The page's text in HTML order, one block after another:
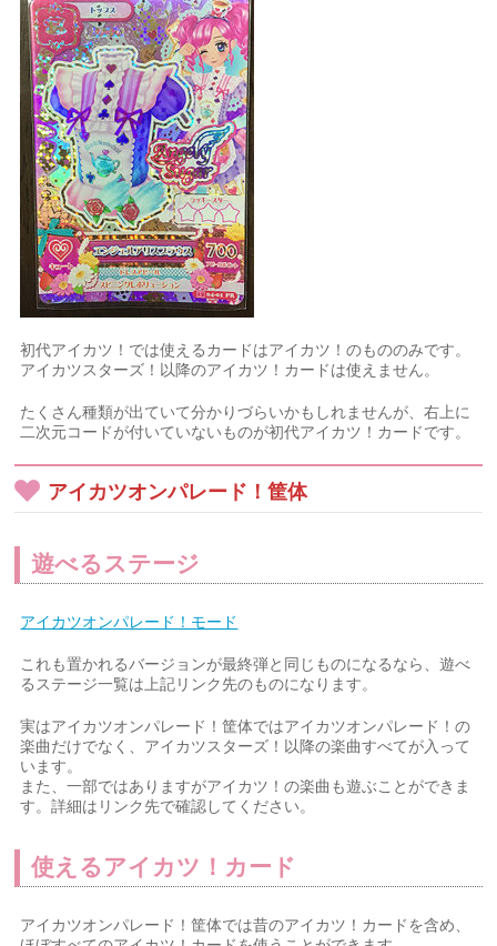
初代アイカツ！では使えるカードはアイカツ！のもののみです。
アイカツスターズ！以降のアイカツ！カードは使えません。
たくさん種類が出ていて分かりづらいかもしれませんが、右上に
二次元コードが付いていないものが初代アイカツ！カードです。
アイカツオンパレード！筐体
遊べるステージ
アイカツオンパレード！モード
これも置かれるバージョンが最終弾と同じものになるなら、遊べ
るステージ一覧は上記リンク先のものになります。
実はアイカツオンパレード！筐体ではアイカツオンパレード！の
楽曲だけでなく、アイカツスターズ！以降の楽曲すべてが入って
います。
また、一部ではありますがアイカツ！の楽曲も遊ぶことができま
す。詳細はリンク先で確認してください。
使えるアイカツ！カード
アイカツオンパレード！筐体では昔のアイカツ！カードを含め、